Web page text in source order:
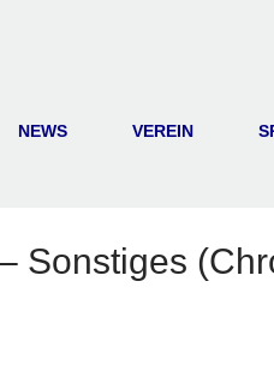
NEWS VEREIN
Sonstiges